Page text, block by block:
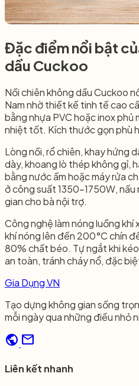
Đặc điểm nổi bật
dầu Cuckoo​
Nồi chiên không dầu Cuckoo
Nam nhờ thiết kế tinh tế cao
bằng nhựa PVC hoặc inox
nhiệt tốt. Kích thước gọn phù
Lòng nồi, rổ chiên, khay hứng
dày, khoang lò thép không gỉ,
bằng nước ấm hoặc máy rửa
ở công suất 1350-1750W,
gian cho bà nội trợ.
Công nghệ làm nóng luồng khí
khí nóng lên đến 200°C chín
80% chất béo. Tự ngắt khi
an toàn, tránh cháy nổ, đặc
Gia Dụng VN
Tạo dựng không gian sống
mỗi ngày qua những điều nhỏ
public mail
Liên kết nhanh